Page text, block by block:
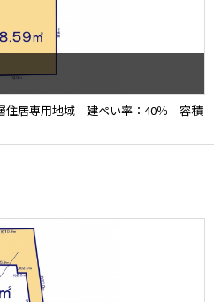
住居専用地域 建ぺい率：40％ 容積